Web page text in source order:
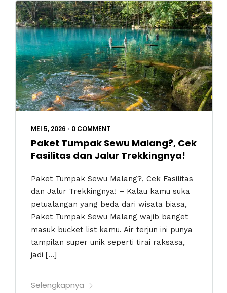
MEI 5, 2026 • 0 COMMENT
Paket Tumpak Sewu Malang?, Cek
Fasilitas dan Jalur Trekkingnya!
Paket Tumpak Sewu Malang?, Cek Fasilitas
dan Jalur Trekkingnya! – Kalau kamu suka
petualangan yang beda dari wisata biasa,
Paket Tumpak Sewu Malang wajib banget
masuk bucket list kamu. Air terjun ini punya
tampilan super unik seperti tirai raksasa,
jadi […]
Selengkapnya